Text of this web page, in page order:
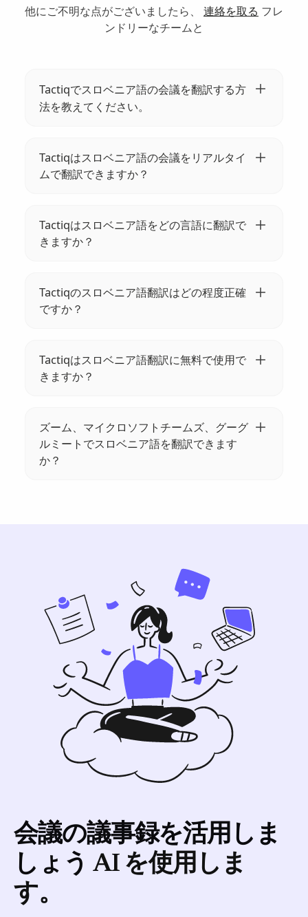
他にご不明な点がございましたら、 連絡を取る フレ
ンドリーなチームと
Tactiqでスロベニア語の会議を翻訳する方
法を教えてください。
議を開始すると、Tactiqがスロベニア語を自動
的に文字起こし35以上の言語に翻訳します。
すばやく簡単にできます！
Tactiqはスロベニア語の会議をリアルタイ
ムで翻訳できますか？
ムの文字起こしと翻訳を提供しており、グロ
ーバルチームが正確かつ迅速に翻訳できるよ
うにします。
Tactiqはスロベニア語をどの言語に翻訳で
きますか？
フランス語、ドイツ語など35以上の言語に翻
訳できます。国際的なコラボレーションに最
適です！
Tactiqのスロベニア語翻訳はどの程度正確
ですか？
ロベニア語の会議を非常に正確に翻訳し、コ
ミュニケーションをシームレスかつ効果的に
行います。
Tactiqはスロベニア語翻訳に無料で使用で
きますか？
ベニア語の会議を多言語に翻訳することがで
きます。
ズーム、マイクロソフトチームズ、グーグ
ルミートでスロベニア語を翻訳できます
か？
会議の議事録を活用しま
しょう AI を使用しま
す。